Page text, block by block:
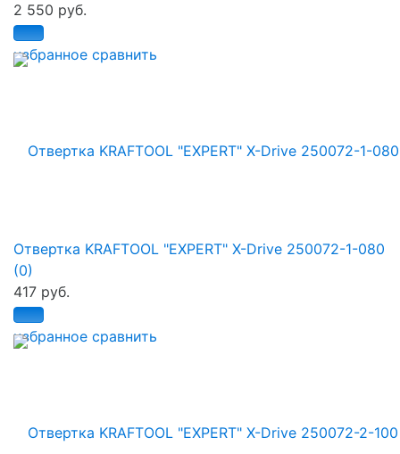
избранное сравнить
2 550 руб.
избранное сравнить
Отвертка KRAFTOOL "EXPERT" X-Drive 250072-1-080
(0)
417 руб.